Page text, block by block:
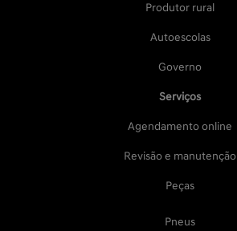
Produtor rural
Autoescolas
Governo
Serviços
Agendamento online
Revisão e manutenção
Peças
Pneus